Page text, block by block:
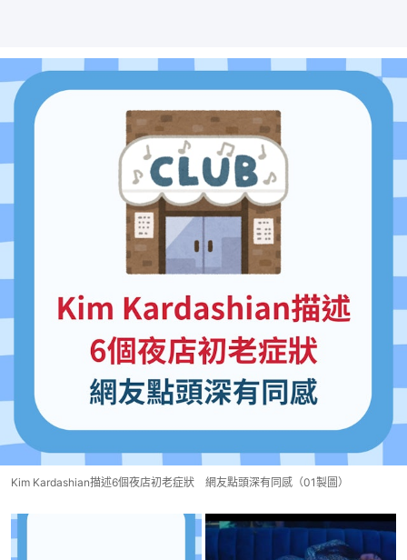
Kim Kardashian描述6個夜店初老症狀 網友點頭深有同感（01製圖）